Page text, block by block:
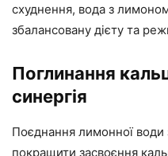
схуднення, вода з
збалансовану дієту та
Поглинання
синергія
Поєднання лимонної
покращити засвоєння